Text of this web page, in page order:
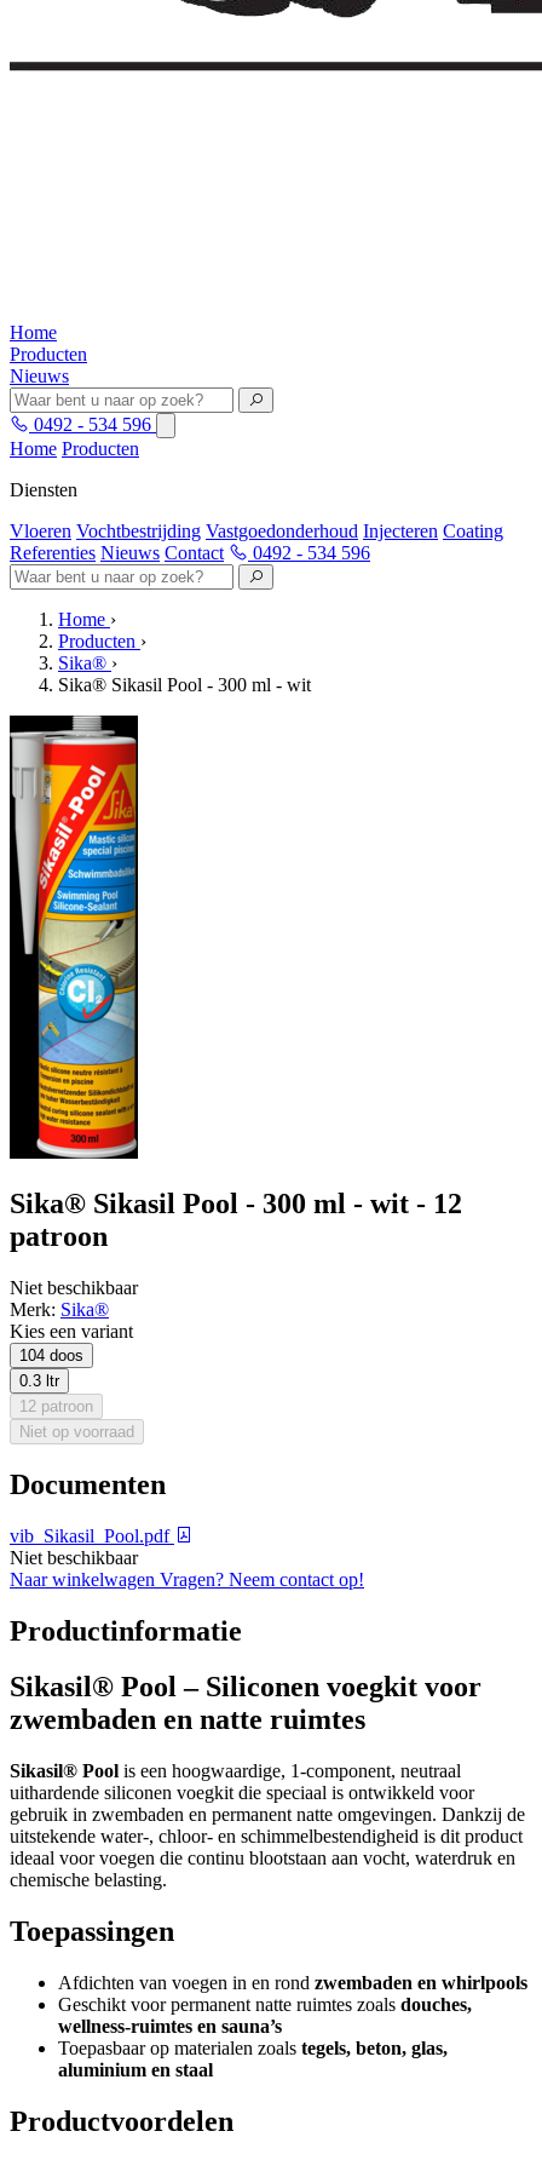
Home
Producten
Nieuws
0492 - 534 596
Home Producten
Diensten
Vloeren Vochtbestrijding Vastgoedonderhoud Injecteren Coating
Referenties Nieuws Contact 0492 - 534 596
Home ›
Producten ›
Sika® ›
Sika® Sikasil Pool - 300 ml - wit
Sika® Sikasil Pool - 300 ml - wit - 12
patroon
Niet beschikbaar
Merk: Sika®
Kies een variant
104 doos
0.3 ltr
12 patroon
Niet op voorraad
Documenten
vib_Sikasil_Pool.pdf
Niet beschikbaar
Naar winkelwagen Vragen? Neem contact op!
Productinformatie
Sikasil® Pool – Siliconen voegkit voor
zwembaden en natte ruimtes
Sikasil® Pool is een hoogwaardige, 1-component, neutraal
uithardende siliconen voegkit die speciaal is ontwikkeld voor
gebruik in zwembaden en permanent natte omgevingen. Dankzij de
uitstekende water-, chloor- en schimmelbestendigheid is dit product
ideaal voor voegen die continu blootstaan aan vocht, waterdruk en
chemische belasting.
Toepassingen
Afdichten van voegen in en rond zwembaden en whirlpools
Geschikt voor permanent natte ruimtes zoals douches,
wellness-ruimtes en sauna’s
Toepasbaar op materialen zoals tegels, beton, glas,
aluminium en staal
Productvoordelen